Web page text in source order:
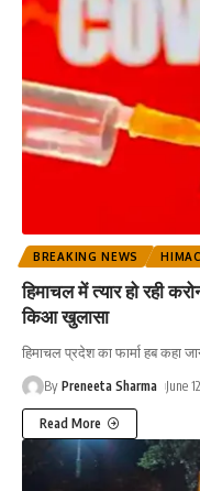
BREAKING NEWS
हिमाचल में त्यार हो रही
किआ खुलासा
हिमाचल प्रदेश का फार्मा हब कहा
By Preneeta Sharma June
Read More